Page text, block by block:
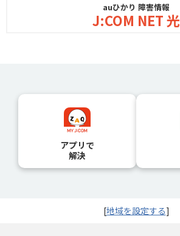
auひかり 障害情報
J:COM NET 光
アプリで
解決
[地域を設定する]